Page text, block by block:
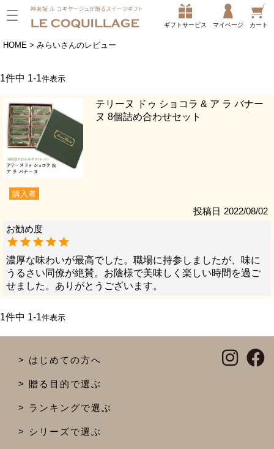
ギフトサービス マイページ カート
HOME みらいさんのレビュー
1件中 1-1件表示
テリーヌ ドゥ ショコラ & ア ラ バナー
ヌ 8個詰め合わせセット
購入者
投稿日 2022/08/02
濃厚な味わいが最高でした。職場に持参しましたが、味に
うるさい同僚が絶賛。お陰様で美味しく楽しい時間を過ご
せました。ありがとうございます。
1件中 1-1件表示
はじめての方へ
贈る目的で選ぶ
ランキングで選ぶ
シリーズで選ぶ